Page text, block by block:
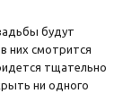
будут
них смотрится
тщательно
ни одного